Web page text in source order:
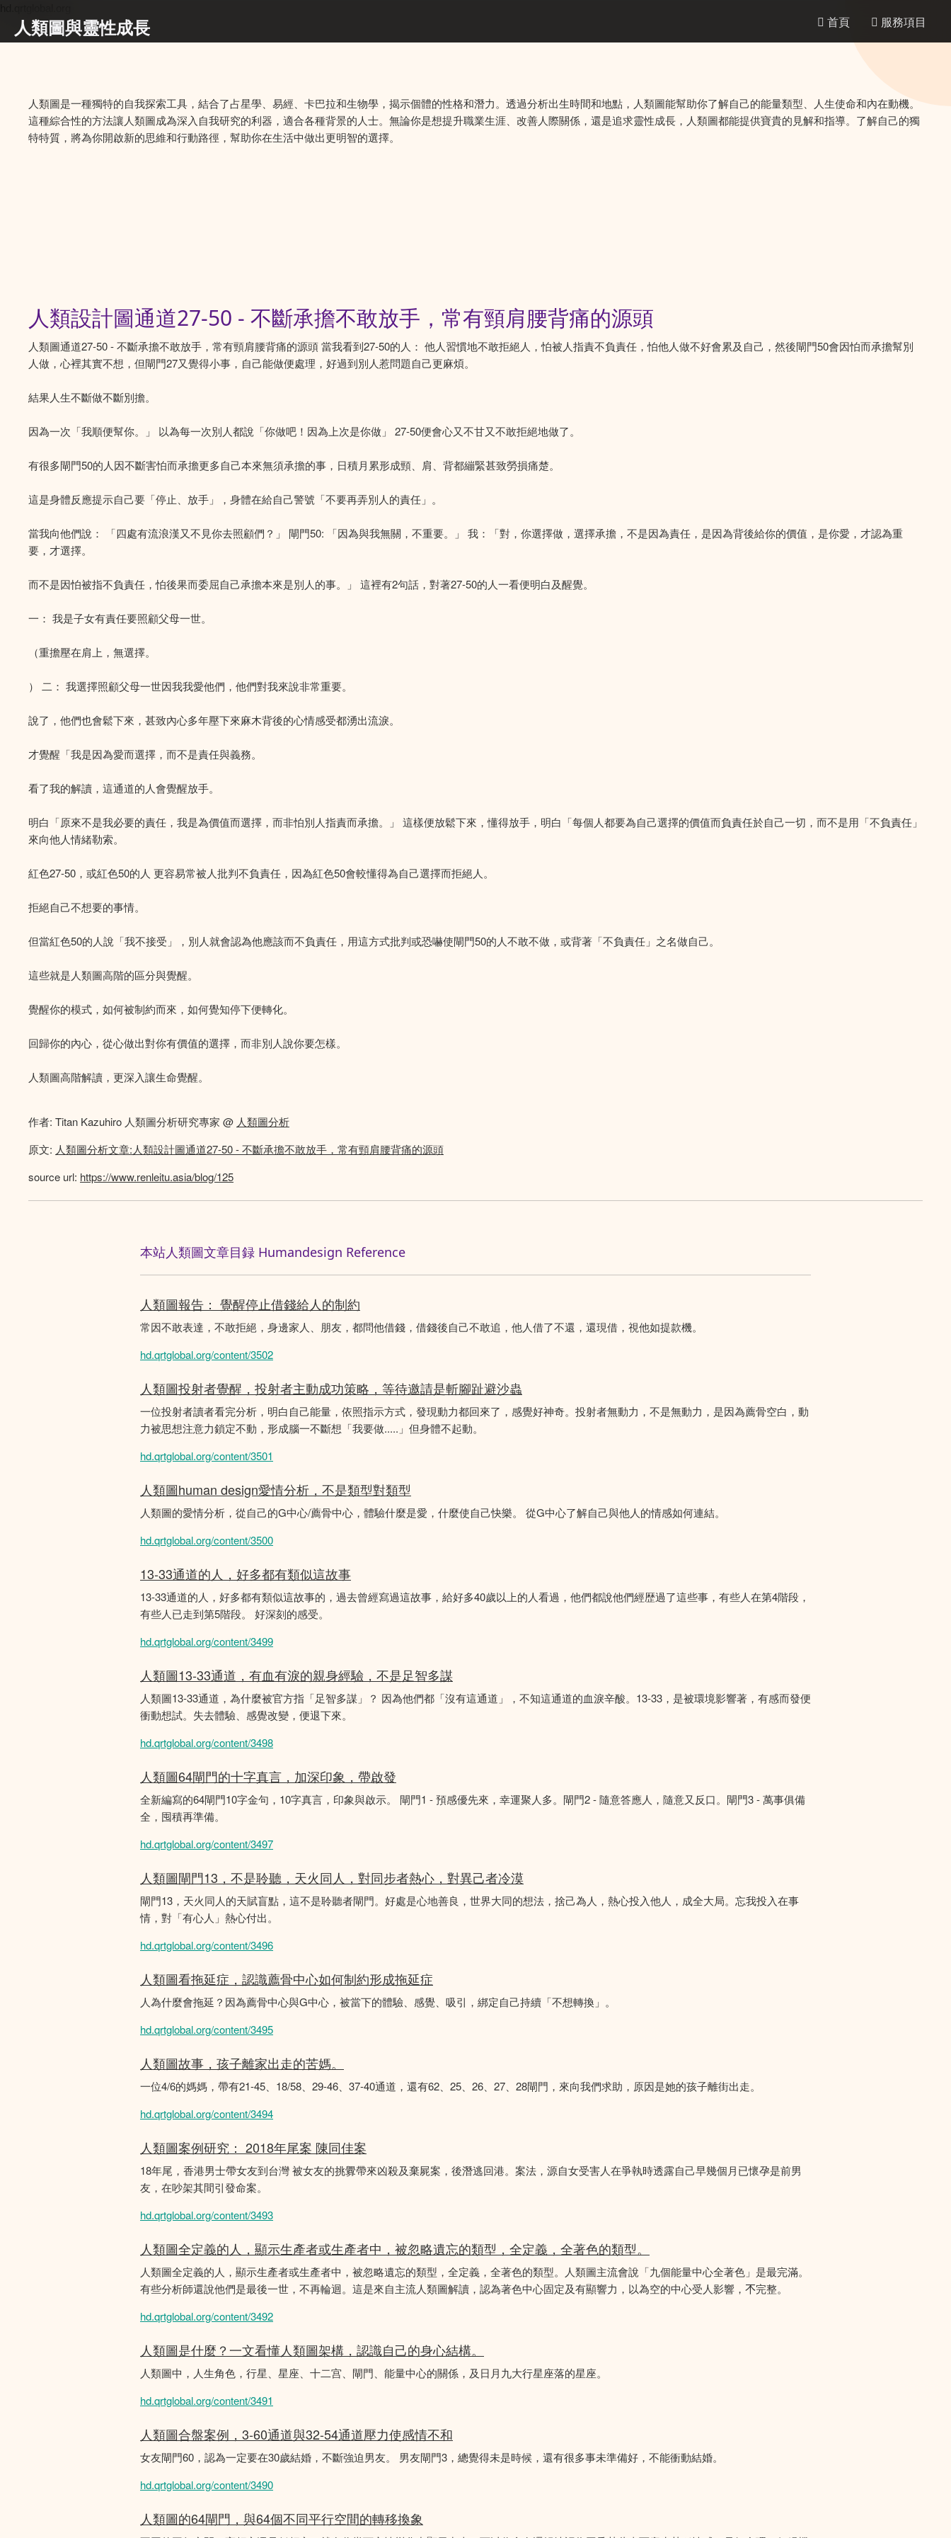
人類圖與靈性成長 首頁 服務項目
人類圖是一種獨特的自我探索工具，結合了占星學、易經、卡巴拉和生物學，揭示個體的性格和潛力。透過分析出生時間和地點，人類圖能幫助你了解自己的能量類型、人生使命和內在動機。
這種綜合性的方法讓人類圖成為深入自我研究的利器，適合各種背景的人士。無論你是想提升職業生涯、改善人際關係，還是追求靈性成長，人類圖都能提供寶貴的見解和指導。了解自己的獨
特特質，將為你開啟新的思維和行動路徑，幫助你在生活中做出更明智的選擇。
人類設計圖通道27-50 - 不斷承擔不敢放手，常有頸肩腰背痛的源頭
人類圖通道27-50 - 不斷承擔不敢放手，常有頸肩腰背痛的源頭 當我看到27-50的人： 他人習慣地不敢拒絕人，怕被人指責不負責任，怕他人做不好會累及自己，然後閘門50會因怕而承擔幫別
人做，心裡其實不想，但閘門27又覺得小事，自己能做便處理，好過到別人惹問題自己更麻煩。
結果人生不斷做不斷別擔。
因為一次「我順便幫你。」 以為每一次別人都說「你做吧！因為上次是你做」 27-50便會心又不甘又不敢拒絕地做了。
有很多閘門50的人因不斷害怕而承擔更多自己本來無須承擔的事，日積月累形成頸、肩、背都繃緊甚致勞損痛楚。
這是身體反應提示自己要「停止、放手」，身體在給自己警號「不要再弄別人的責任」。
當我向他們說： 「四處有流浪漢又不見你去照顧們？」 閘門50: 「因為與我無關，不重要。」 我：「對，你選擇做，選擇承擔，不是因為責任，是因為背後給你的價值，是你愛，才認為重
要，才選擇。
而不是因怕被指不負責任，怕後果而委屈自己承擔本來是別人的事。」 這裡有2句話，對著27-50的人一看便明白及醒覺。
一： 我是子女有責任要照顧父母一世。
（重擔壓在肩上，無選擇。
） 二： 我選擇照顧父母一世因我我愛他們，他們對我來說非常重要。
說了，他們也會鬆下來，甚致內心多年壓下來麻木背後的心情感受都湧出流淚。
才覺醒「我是因為愛而選擇，而不是責任與義務。
看了我的解讀，這通道的人會覺醒放手。
明白「原來不是我必要的責任，我是為價值而選擇，而非怕別人指責而承擔。」 這樣便放鬆下來，懂得放手，明白「每個人都要為自己選擇的價值而負責任於自己一切，而不是用「不負責任」
來向他人情緒勒索。
紅色27-50，或紅色50的人 更容易常被人批判不負責任，因為紅色50會較懂得為自己選擇而拒絕人。
拒絕自己不想要的事情。
但當紅色50的人說「我不接受」，別人就會認為他應該而不負責任，用這方式批判或恐嚇使閘門50的人不敢不做，或背著「不負責任」之名做自己。
這些就是人類圖高階的區分與覺醒。
覺醒你的模式，如何被制約而來，如何覺知停下便轉化。
回歸你的內心，從心做出對你有價值的選擇，而非別人說你要怎樣。
人類圖高階解讀，更深入讓生命覺醒。
作者: Titan Kazuhiro 人類圖分析研究專家 @ 人類圖分析
原文: 人類圖分析文章:人類設計圖通道27-50 - 不斷承擔不敢放手，常有頸肩腰背痛的源頭
source url: https://www.renleitu.asia/blog/125
本站人類圖文章目録 Humandesign Reference
人類圖報告： 覺醒停止借錢給人的制約
常因不敢表達，不敢拒絕，身邊家人、朋友，都問他借錢，借錢後自己不敢追，他人借了不還，還現借，視他如提款機。
hd.qrtglobal.org/content/3502
人類圖投射者覺醒，投射者主動成功策略，等待邀請是斬腳趾避沙蟲
一位投射者讀者看完分析，明白自己能量，依照指示方式，發現動力都回來了，感覺好神奇。投射者無動力，不是無動力，是因為薦骨空白，動
力被思想注意力鎖定不動，形成腦一不斷想「我要做.....」但身體不起動。
hd.qrtglobal.org/content/3501
人類圖human design愛情分析，不是類型對類型
人類圖的愛情分析，從自己的G中心/薦骨中心，體驗什麼是愛，什麼使自己快樂。 從G中心了解自己與他人的情感如何連結。
hd.qrtglobal.org/content/3500
13-33通道的人，好多都有類似這故事
13-33通道的人，好多都有類似這故事的，過去曾經寫過這故事，給好多40歲以上的人看過，他們都說他們經歴過了這些事，有些人在第4階段，
有些人已走到第5階段。 好深刻的感受。
hd.qrtglobal.org/content/3499
人類圖13-33通道，有血有淚的親身經驗，不是足智多謀
人類圖13-33通道，為什麼被官方指「足智多謀」？ 因為他們都「沒有這通道」，不知這通道的血淚辛酸。13-33，是被環境影響著，有感而發便
衝動想試。失去體驗、感覺改變，便退下來。
hd.qrtglobal.org/content/3498
人類圖64閘門的十字真言，加深印象，帶啟發
全新編寫的64閘門10字金句，10字真言，印象與啟示。 閘門1 - 預感優先來，幸運聚人多。閘門2 - 隨意答應人，隨意又反口。閘門3 - 萬事俱備
全，囤積再準備。
hd.qrtglobal.org/content/3497
人類圖閘門13，不是聆聽，天火同人，對同步者熱心，對異己者冷漠
閘門13，天火同人的天賦盲點，這不是聆聽者閘門。好處是心地善良，世界大同的想法，捨己為人，熱心投入他人，成全大局。忘我投入在事
情，對「有心人」熱心付出。
hd.qrtglobal.org/content/3496
人類圖看拖延症，認識薦骨中心如何制約形成拖延症
人為什麼會拖延？因為薦骨中心與G中心，被當下的體驗、感覺、吸引，綁定自己持續「不想轉換」。
hd.qrtglobal.org/content/3495
人類圖故事，孩子離家出走的苦媽。
一位4/6的媽媽，帶有21-45、18/58、29-46、37-40通道，還有62、25、26、27、28閘門，來向我們求助，原因是她的孩子離街出走。
hd.qrtglobal.org/content/3494
人類圖案例研究： 2018年尾案 陳同佳案
18年尾，香港男士帶女友到台灣 被女友的挑釁帶來凶殺及棄屍案，後潛逃回港。案法，源自女受害人在爭執時透露自己早幾個月已懷孕是前男
友，在吵架其間引發命案。
hd.qrtglobal.org/content/3493
人類圖全定義的人，顯示生產者或生產者中，被忽略遺忘的類型，全定義，全著色的類型。
人類圖全定義的人，顯示生產者或生產者中，被忽略遺忘的類型，全定義，全著色的類型。人類圖主流會說「九個能量中心全著色」是最完滿。
有些分析師還說他們是最後一世，不再輪迴。這是來自主流人類圖解讀，認為著色中心固定及有顯響力，以為空的中心受人影響，𣎴完整。
hd.qrtglobal.org/content/3492
人類圖是什麼？一文看懂人類圖架構，認識自己的身心結構。
人類圖中，人生角色，行星、星座、十二宫、閘門、能量中心的關係，及日月九大行星座落的星座。
hd.qrtglobal.org/content/3491
人類圖合盤案例，3-60通道與32-54通道壓力使感情不和
女友閘門60，認為一定要在30歲結婚，不斷強迫男友。 男友閘門3，總覺得未是時候，還有很多事未準備好，不能衝動結婚。
hd.qrtglobal.org/content/3490
人類圖的64閘門，與64個不同平行空間的轉移換象